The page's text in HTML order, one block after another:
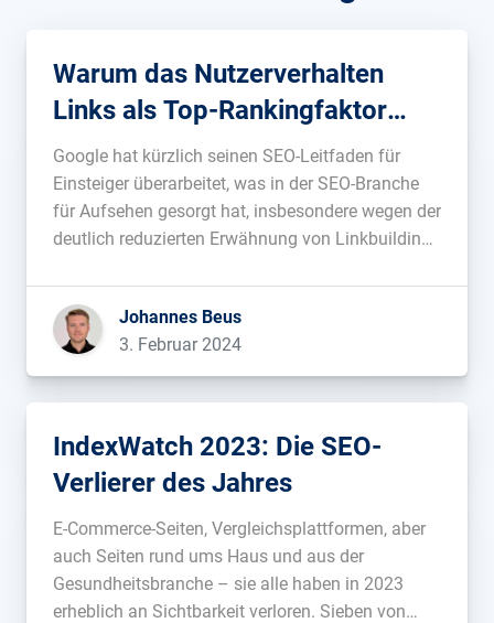
Warum das Nutzerverhalten
Links als Top-Rankingfaktor
abgelöst haben könnte
Google hat kürzlich seinen SEO-Leitfaden für
Einsteiger überarbeitet, was in der SEO-Branche
für Aufsehen gesorgt hat, insbesondere wegen der
deutlich reduzierten Erwähnung von Linkbuilding.
die Irre zu führen? Ich biete eine alternative
Sichtweise an: Google revolutionierte die Suche,
indem es Links als […]...
Johannes Beus
3. Februar 2024
IndexWatch 2023: Die SEO-
Verlierer des Jahres
E-Commerce-Seiten, Vergleichsplattformen, aber
auch Seiten rund ums Haus und aus der
Gesundheitsbranche – sie alle haben in 2023
erheblich an Sichtbarkeit verloren. Sieben von